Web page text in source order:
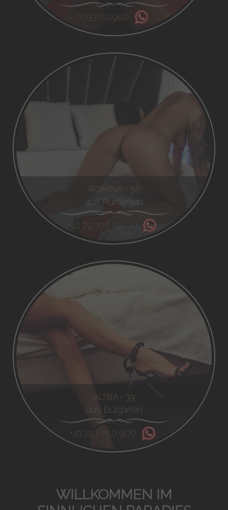
0793750900
ROMINA - 32
aus Rumänien
+41 79 375 09 00
ALISIA - 33
aus Bulgarien
+41 793 750 900
WILLKOMMEN IM